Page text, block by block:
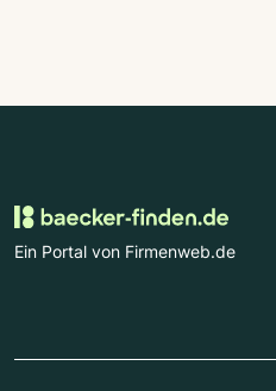
Ein Portal von Firmenweb.de